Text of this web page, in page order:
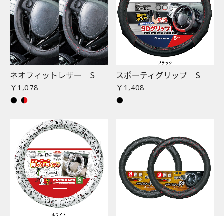
ネオフィットレザー S
￥1,078
スポーティグリップ S
￥1,408